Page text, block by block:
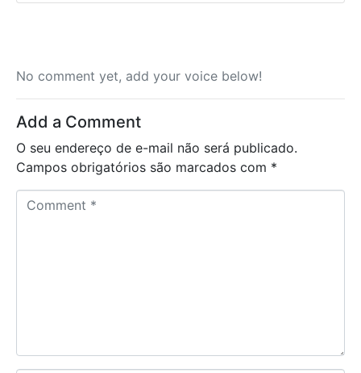
No comment yet, add your voice below!
Add a Comment
O seu endereço de e-mail não será publicado.
Campos obrigatórios são marcados com *